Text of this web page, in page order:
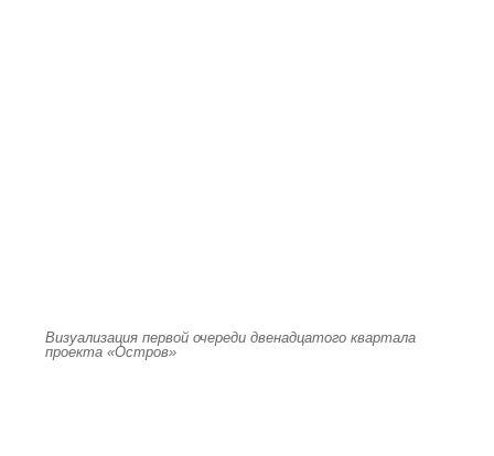
Визуализация первой очереди двенадцатого квартала
проекта «Остров»